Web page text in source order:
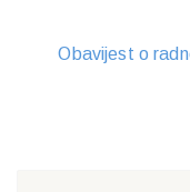
Obavijest o